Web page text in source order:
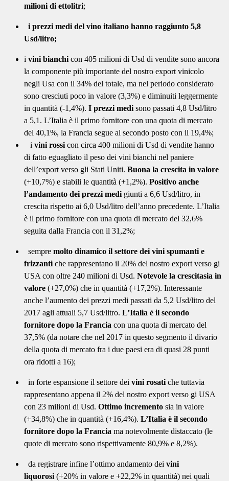
milioni di ettolitri;
i prezzi medi del vino italiano hanno raggiunto 5,8
Usd/litro;
i vini bianchi con 405 milioni di Usd di vendite sono ancora
la componente più importante del nostro export vinicolo
negli Usa con il 34% del totale, ma nel periodo considerato
sono cresciuti poco in valore (3,3%) e diminuiti leggermente
in quantità (-1,4%). I prezzi medi sono passati 4,8 Usd/litro
a 5,1. L’Italia è il primo fornitore con una quota di mercato
del 40,1%, la Francia segue al secondo posto con il 19,4%;
i vini rossi con circa 400 milioni di Usd di vendite hanno
di fatto eguagliato il peso dei vini bianchi nel paniere
dell’export verso gli Stati Uniti. Buona la crescita in valore
(+10,7%) e stabili le quantità (+1,2%). Positivo anche
l’andamento dei prezzi medi giunti a 6,6 Usd/litro, in
crescita rispetto ai 6,0 Usd/litro dell’anno precedente. L’Italia
è il primo fornitore con una quota di mercato del 32,6%
seguita dalla Francia con il 31,2%;
sempre molto dinamico il settore dei vini spumanti e
frizzanti che rappresentano il 20% del nostro export verso gi
USA con oltre 240 milioni di Usd. Notevole la crescitasia in
valore (+27,0%) che in quantità (+17,2%). Interessante
anche l’aumento dei prezzi medi passati da 5,2 Usd/litro del
2017 agli attuali 5,7 Usd/litro. L’Italia è il secondo
fornitore dopo la Francia con una quota di mercato del
37,5% (da notare che nel 2017 in questo segmento il divario
della quota di mercato fra i due paesi era di quasi 28 punti
ora ridotti a 16);
in forte espansione il settore dei vini rosati che tuttavia
rappresentano appena il 2% del nostro export verso gi USA
con 23 milioni di Usd. Ottimo incremento sia in valore
(+34,8%) che in quantità (+16,4%). L’Italia è il secondo
fornitore dopo la Francia ma notevolmente distaccato (le
quote di mercato sono rispettivamente 80,9% e 8,2%).
da registrare infine l’ottimo andamento dei vini
liquorosi (+20% in valore e +22,2% in quantità) nei quali